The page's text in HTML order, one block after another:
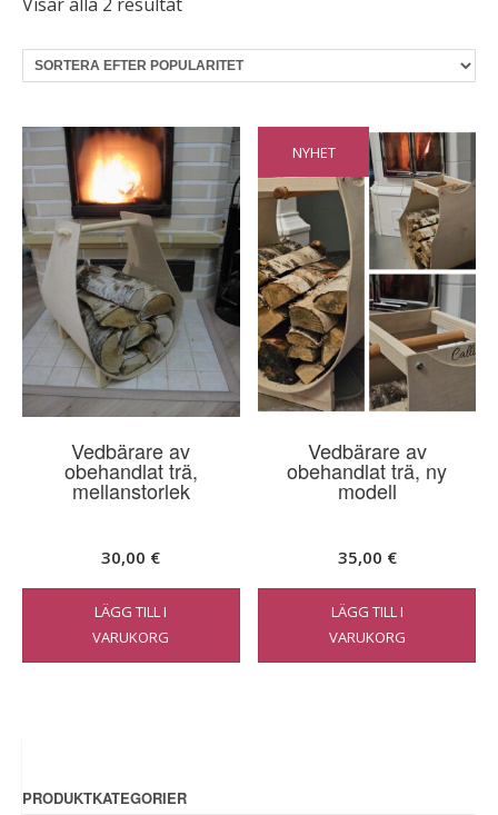
popularitet
Vedbärare av
obehandlat trä,
mellanstorlek
30,00 €
LÄGG TILL I
VARUKORG
NYHET
Vedbärare av
obehandlat trä, ny
modell
35,00 €
LÄGG TILL I
VARUKORG
PRODUKTKATEGORIER